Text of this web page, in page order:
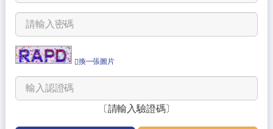
換一張圖片
〔請輸入驗證碼〕